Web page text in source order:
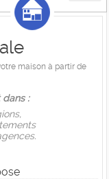
maison à partir de
dans :